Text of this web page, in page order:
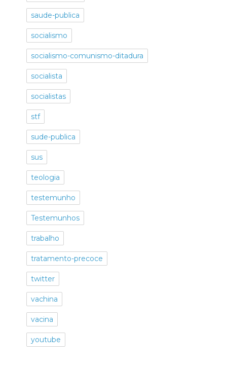
saude-publica
socialismo
socialismo-comunismo-ditadura
socialista
socialistas
stf
sude-publica
sus
teologia
testemunho
Testemunhos
trabalho
tratamento-precoce
twitter
vachina
vacina
youtube